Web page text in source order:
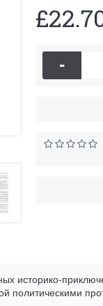
-
историко-
политическими